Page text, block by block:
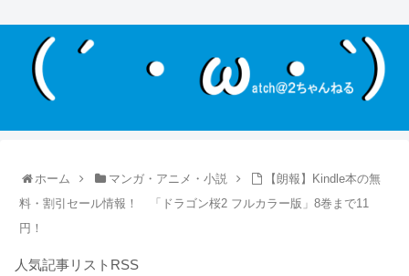
ホーム マンガ・アニメ・小説
【朗報】Kindle本の無
料・割引セール情報！ 「ドラゴン桜2 フルカラー版」8巻まで11
円！
人気記事リストRSS